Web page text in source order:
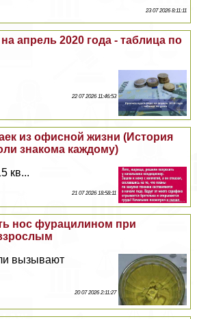
23 07 2026 8:11:11
апрель 2020 года - таблица по
22 07 2026 11:46:53
из офисной жизни (История
знакома каждому)
кв...
21 07 2026 18:58:11
нос фурацилином при
вызывают
20 07 2026 2:11:27